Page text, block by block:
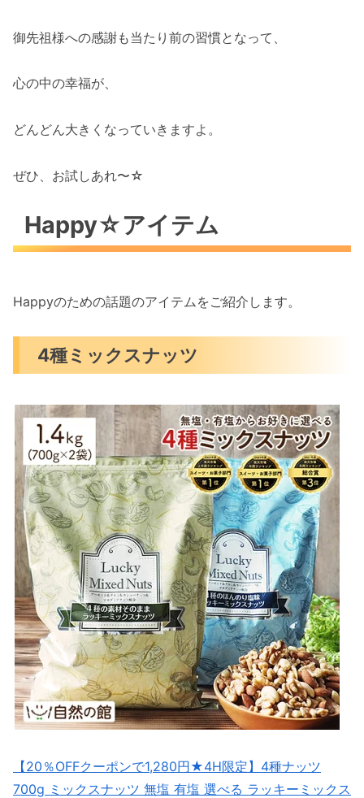
御先祖様への感謝も当たり前の習慣となって、
心の中の幸福が、
どんどん大きくなっていきますよ。
ぜひ、お試しあれ〜☆
Happy☆アイテム
Happyのための話題のアイテムをご紹介します。
4種ミックスナッツ
【20％OFFクーポンで1,280円★4H限定】4種ナッツ
700g ミックスナッツ 無塩 有塩 選べる ラッキーミックス